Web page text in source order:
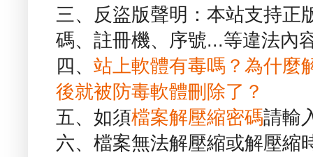
三、反盜版聲明：本站支持正
碼、註冊機、序號...等違法內
四、 站上軟體有毒嗎？為什麼
後就被防毒軟體刪除了？
五、如須檔案解壓縮密碼請輸
六、檔案無法解壓縮或解壓縮